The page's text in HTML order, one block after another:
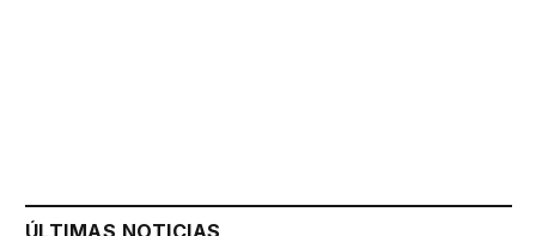
ÚLTIMAS NOTICIAS